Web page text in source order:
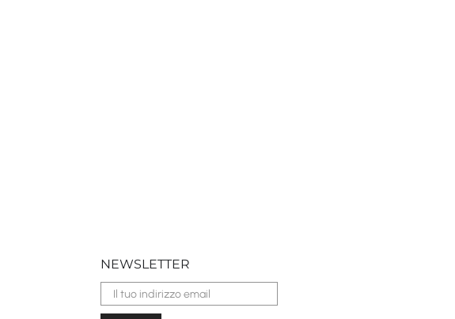
NEWSLETTER